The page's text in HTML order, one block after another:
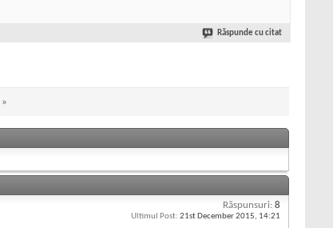
Răspunde cu citat
»
Răspunsuri: 8
Ultimul Post: 21st December 2015, 14:21